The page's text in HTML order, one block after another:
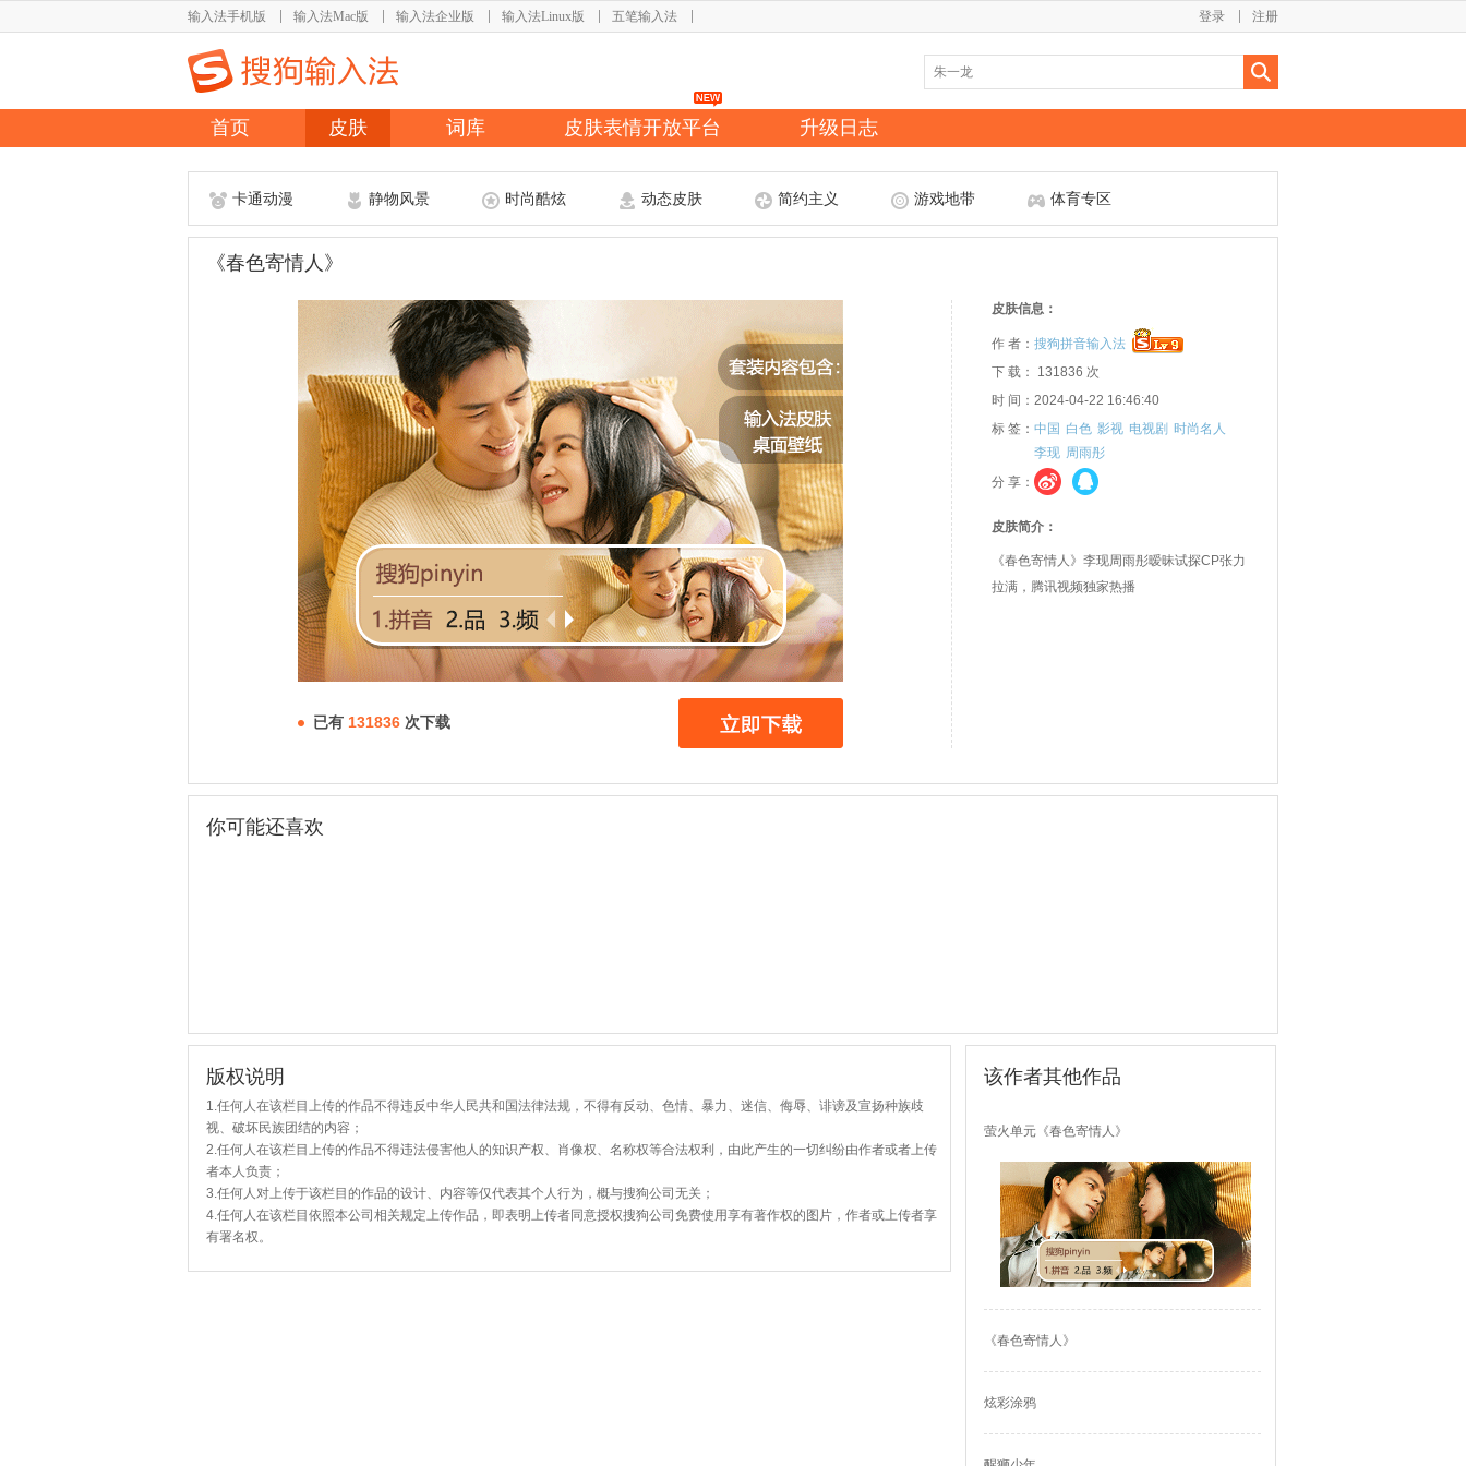
输入法手机版 输入法Mac版 输入法企业版 输入法Linux版 五笔输入法 注册
登录
首页 皮肤 词库 皮肤表情开放平台 升级日志
卡通动漫 静物风景 时尚酷炫 动态皮肤 简约主义 游戏地带 体育专区
《春色寄情人》
已有 131836 次下载
皮肤信息：
作 者： 搜狗拼音输入法
下 载： 131836 次
时 间：2024-04-22 16:46:40
标 签： 中国 白色 影视 电视剧 时尚名人
李现 周雨彤
分 享：
皮肤简介：
《春色寄情人》李现周雨彤暧昧试探CP张力
拉满，腾讯视频独家热播
你可能还喜欢
版权说明
1.任何人在该栏目上传的作品不得违反中华人民共和国法律法规，不得有反动、色情、暴力、迷信、侮辱、诽谤及宣扬种族歧
视、破坏民族团结的内容；
2.任何人在该栏目上传的作品不得违法侵害他人的知识产权、肖像权、名称权等合法权利，由此产生的一切纠纷由作者或者上传
者本人负责；
3.任何人对上传于该栏目的作品的设计、内容等仅代表其个人行为，概与搜狗公司无关；
4.任何人在该栏目依照本公司相关规定上传作品，即表明上传者同意授权搜狗公司免费使用享有著作权的图片，作者或上传者享
有署名权。
该作者其他作品
萤火单元《春色寄情人》
《春色寄情人》
炫彩涂鸦